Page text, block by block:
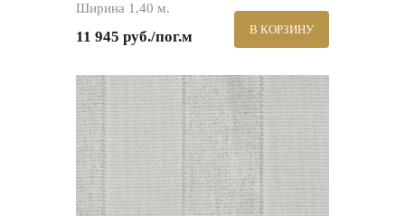
Ширина 1,40 м.
11 945 руб./пог.м В КОРЗИНУ